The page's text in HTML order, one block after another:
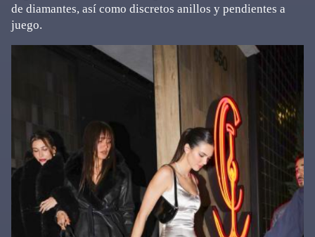
de diamantes, así como discretos anillos y pendientes a
juego.